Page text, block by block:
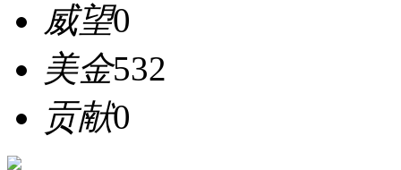
威望0
美金532
贡献0